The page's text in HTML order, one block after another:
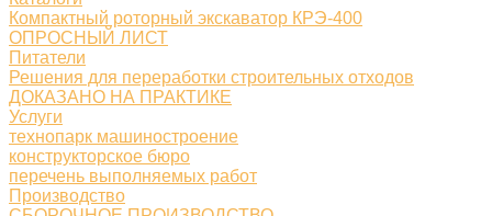
Компактный роторный экскаватор КРЭ-400
ОПРОСНЫЙ ЛИСТ
Питатели
Решения для переработки строительных отходов
ДОКАЗАНО НА ПРАКТИКЕ
Услуги
технопарк машиностроение
конструкторское бюро
перечень выполняемых работ
Производство